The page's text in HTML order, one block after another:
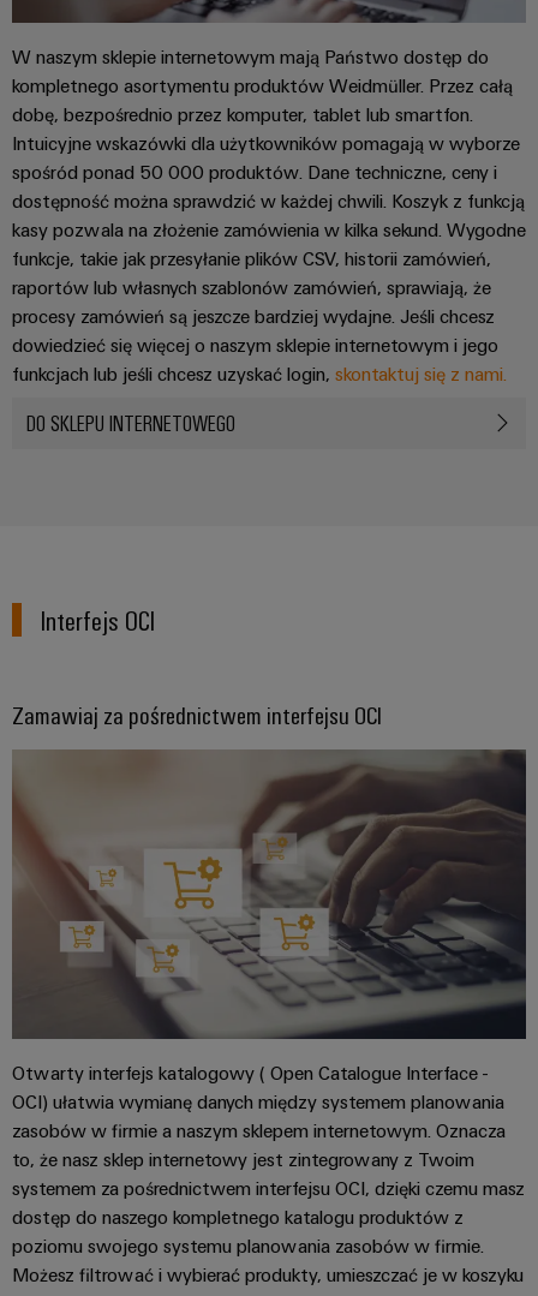
zasobami
Infrastruktura
budynkowa
Rozwiązania
spełniające
specyficzne
wymagania
infrastruktury
budynkowej
Prefabrykacja
rozdzielnic
Rozwiązania
pozwalające
sprostać
wyzwaniom
związanym
cyfrowe
przyjaznej
Magazynowanie
energii
Rozwiązania
produkty
magazynowania
energii
(ESS)
Produkcja
urządzeń
Innowacyjne
rozwiązania
techniki
dla
stanowisk
pracy
Smart
Cabinet
Building
Weidmüller
Configurator
Systemy
rozwiązania
przemyśle
Oprogramowanie
automatyki
Platforma
Serwisów
Przemysłowych
easyConnect
Przemysłowy
IoT
Zarządzanie
energią
Zdecentralizowana
automatyka
Rozdzielacze
Elektronika
Moduły
przekaźnikowe
i
przekaźniki
półprzewodnikowe
Wzmacniacze
izolujące
przetworniki
i
przeciwprzepięciowa
Rozdzielacze
magistrali
Automatyka
oprogramowanie
Sterowniki
PLC
Systemy
I/O
Ethernet
złączy
do
PCB
Usługi
laboratoryjne
Pomoc
techniczna
Pomoc
techniczna
Zgodność
środowiska
Dane
produktów
Naprawy
i
części
zamienne
Kursy
szkoleniowe
i
webinaria
Cyfrowe
opcje
Magazyn
dla
klientów
Nasz
zarząd
Kontakt
Aktualności
Aktualności
firmowe
Aktualności
Nasi
partnerzy
Sieć
IIoT
i
automatyki
Znajdź
partnera
w
zakresie
rozwiązań
z
zakresu
IoT
i
automatyki
W naszym sklepie internetowym mają Państwo dostęp do
kompletnego asortymentu produktów Weidmüller. Przez całą
dobę, bezpośrednio przez komputer, tablet lub smartfon.
Intuicyjne wskazówki dla użytkowników pomagają w wyborze
spośród ponad 50 000 produktów. Dane techniczne, ceny i
dostępność można sprawdzić w każdej chwili. Koszyk z funkcją
kasy pozwala na złożenie zamówienia w kilka sekund. Wygodne
funkcje, takie jak przesyłanie plików CSV, historii zamówień,
raportów lub własnych szablonów zamówień, sprawiają, że
procesy zamówień są jeszcze bardziej wydajne. Jeśli chcesz
dowiedzieć się więcej o naszym sklepie internetowym i jego
funkcjach lub jeśli chcesz uzyskać login, skontaktuj się z nami.
DO SKLEPU INTERNETOWEGO
Interfejs OCI
Zamawiaj za pośrednictwem interfejsu OCI
Otwarty interfejs katalogowy ( Open Catalogue Interface -
OCI) ułatwia wymianę danych między systemem planowania
zasobów w firmie a naszym sklepem internetowym. Oznacza
to, że nasz sklep internetowy jest zintegrowany z Twoim
systemem za pośrednictwem interfejsu OCI, dzięki czemu masz
dostęp do naszego kompletnego katalogu produktów z
poziomu swojego systemu planowania zasobów w firmie.
Możesz filtrować i wybierać produkty, umieszczać je w koszyku